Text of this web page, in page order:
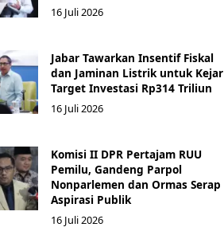
16 Juli 2026
Jabar Tawarkan Insentif Fiskal
dan Jaminan Listrik untuk Kejar
Target Investasi Rp314 Triliun
16 Juli 2026
Komisi II DPR Pertajam RUU
Pemilu, Gandeng Parpol
Nonparlemen dan Ormas Serap
Aspirasi Publik
16 Juli 2026